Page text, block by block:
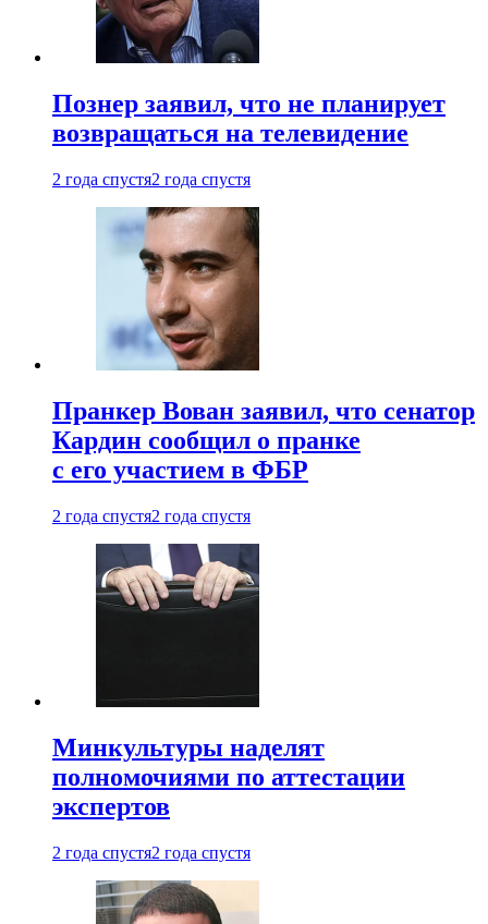
Познер заявил, что не планирует
возвращаться на телевидение
2 года спустя2 года спустя
Пранкер Вован заявил, что сенатор
Кардин сообщил о пранке
с его участием в ФБР
2 года спустя2 года спустя
Минкультуры наделят
полномочиями по аттестации
экспертов
2 года спустя2 года спустя